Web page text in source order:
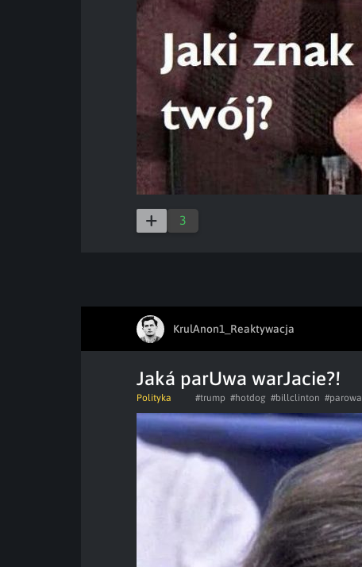
3
KrulAnon1_Reaktywacja
Jaká parUwa warJacie?!
Polityka #trump #hotdog #billclinton #parowa